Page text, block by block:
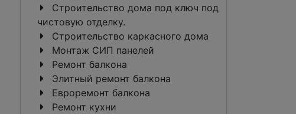
Строительство дома под ключ под
чистовую отделку.
Строительство каркасного дома
Монтаж СИП панелей
Ремонт балкона
Элитный ремонт балкона
Евроремонт балкона
Ремонт кухни